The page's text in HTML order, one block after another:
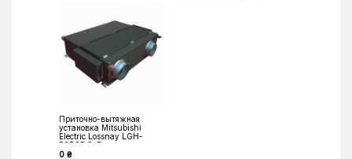
Приточно-вытяжная
установка Mitsubishi
Electric Lossnay LGH-
50RSDC-E
0 ₴